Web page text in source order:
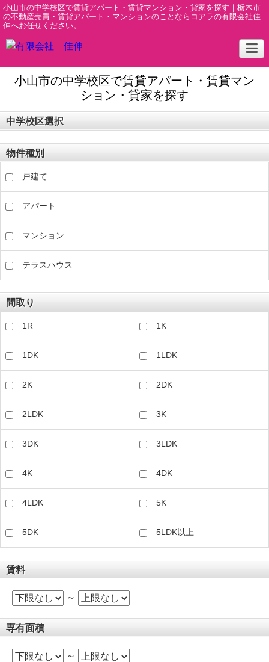
小山市の中学校区で賃貸アパート・賃貸マンション・貸家を探す｜栃木市
の不動産売買・賃貸アパート・マンションのことならコアラの有限会社佳
伸へお任せください。
小山市の中学校区で賃貸アパート・賃貸マン
ション・貸家を探す
中学校区選択
物件種別
戸建て
アパート
マンション
テラスハウス
間取り
1R 1K
1DK 1LDK
2K 2DK
2LDK 3K
3DK 3LDK
4K 4DK
4LDK 5K
5DK 5LDK以上
賃料
～
専有面積
～